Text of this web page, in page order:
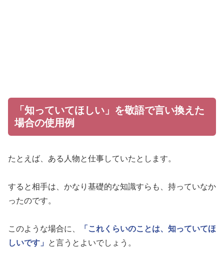
「知っていてほしい」を敬語で言い換えた
場合の使用例
たとえば、ある人物と仕事していたとします。
すると相手は、かなり基礎的な知識すらも、持っていなか
ったのです。
このような場合に、
「これくらいのことは、知っていてほ
しいです」
と言うとよいでしょう。